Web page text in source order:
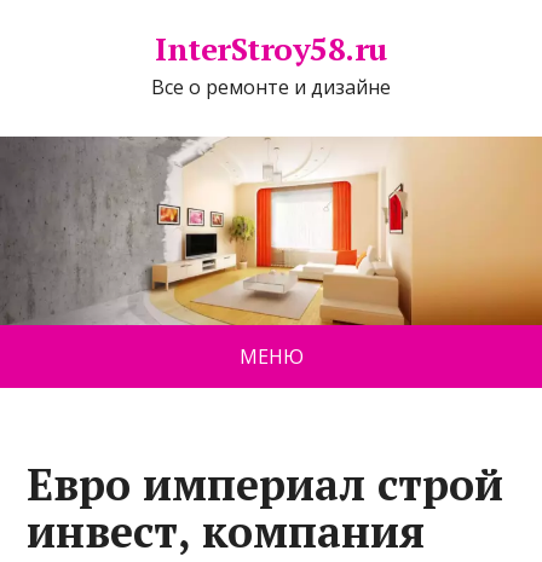
InterStroy58.ru
Все о ремонте и дизайне
МЕНЮ
Евро империал строй
инвест, компания